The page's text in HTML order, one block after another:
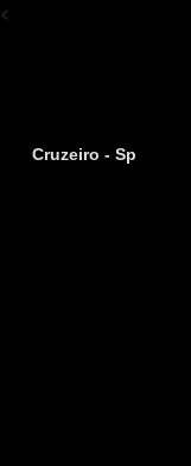
<
Cruzeiro - Sp